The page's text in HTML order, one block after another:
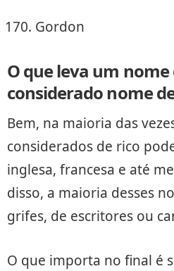
Gordon
O que leva um
considerado nome
Bem, na maioria das
considerados de rico
inglesa, francesa e até
disso, a maioria desses
grifes, de escritores ou
O que importa no final é